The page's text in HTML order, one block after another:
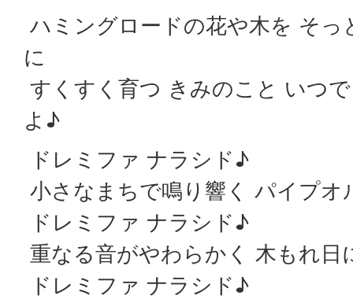
ハミングロードの花や木を そ
に
すくすく育つ きみのこと いつ
よ♪
ドレミファ ナラシド♪
小さなまちで鳴り響く パイプ
ドレミファ ナラシド♪
重なる音がやわらかく 木もれ日
ドレミファ ナラシド♪